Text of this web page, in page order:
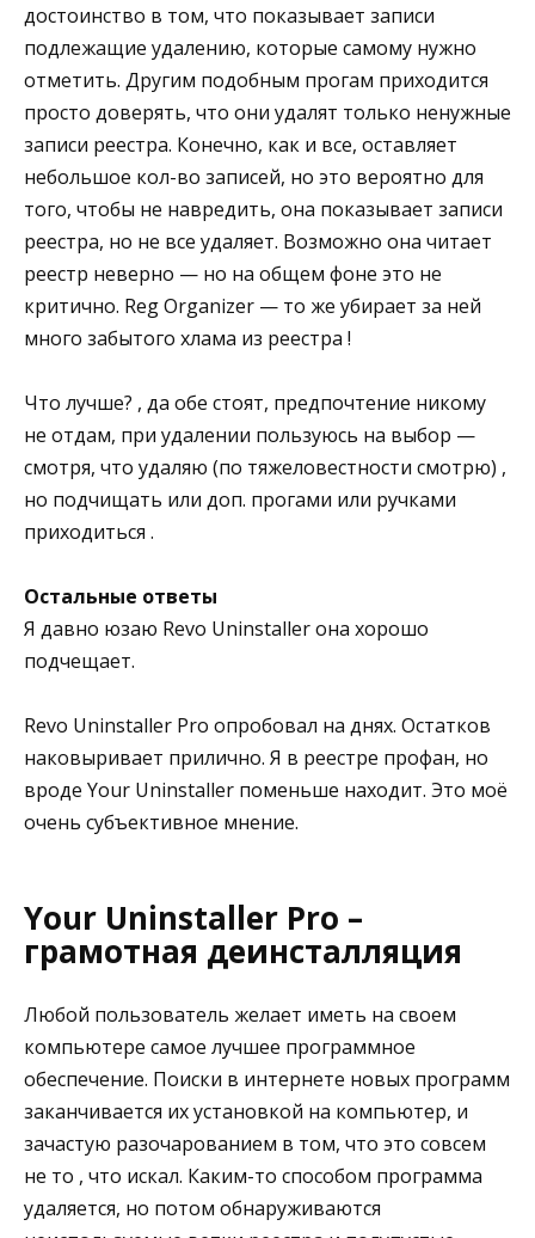
достоинство в том, что показывает записи
подлежащие удалению, которые самому нужно
отметить. Другим подобным прогам приходится
просто доверять, что они удалят только ненужные
записи реестра. Конечно, как и все, оставляет
небольшое кол-во записей, но это вероятно для
того, чтобы не навредить, она показывает записи
реестра, но не все удаляет. Возможно она читает
реестр неверно — но на общем фоне это не
критично. Reg Organizer — то же убирает за ней
много забытого хлама из реестра !
Что лучше? , да обе стоят, предпочтение никому
не отдам, при удалении пользуюсь на выбор —
смотря, что удаляю (по тяжеловестности смотрю) ,
но подчищать или доп. прогами или ручками
приходиться .
Остальные ответы
Я давно юзаю Revo Uninstaller она хорошо
подчещает.
Revo Uninstaller Pro опробовал на днях. Остатков
наковыривает прилично. Я в реестре профан, но
вроде Your Uninstaller поменьше находит. Это моё
очень субъективное мнение.
Your Uninstaller Pro –
грамотная деинсталляция
Любой пользователь желает иметь на своем
компьютере самое лучшее программное
обеспечение. Поиски в интернете новых программ
заканчивается их установкой на компьютер, и
зачастую разочарованием в том, что это совсем
не то , что искал. Каким-то способом программа
удаляется, но потом обнаруживаются